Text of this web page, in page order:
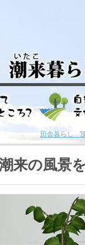
田舎暮らし
来の風景